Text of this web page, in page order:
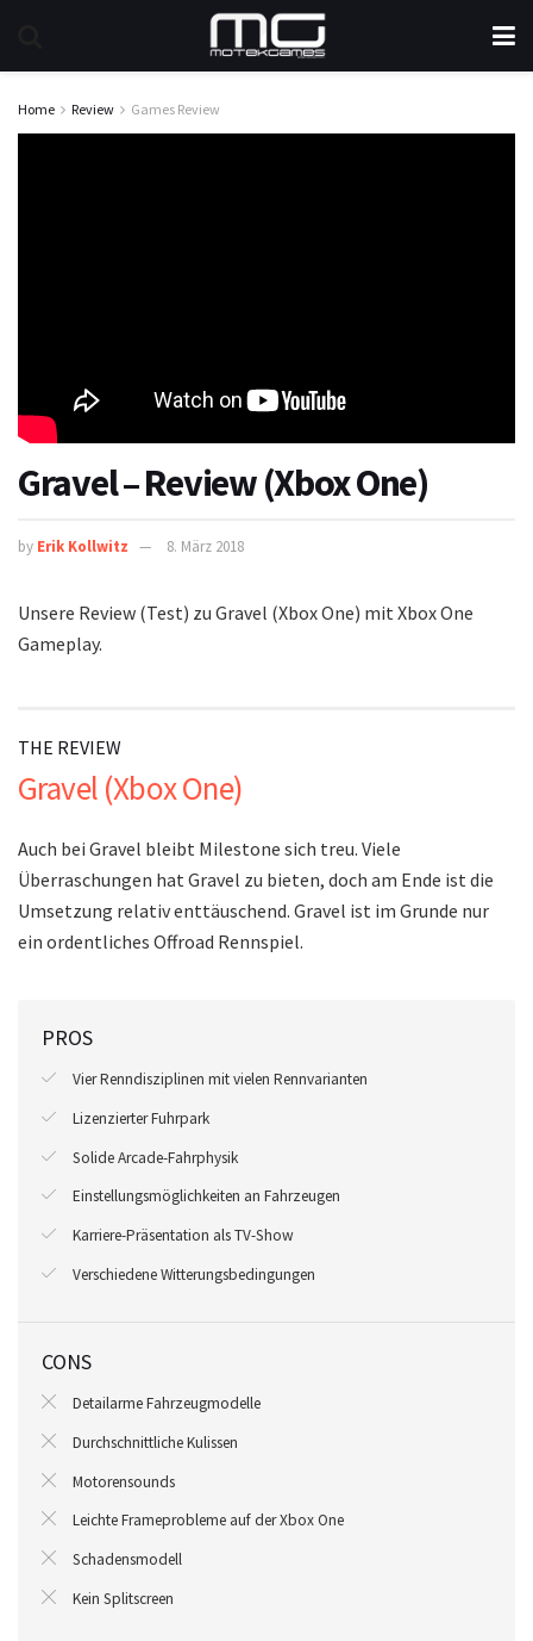
Home Review Games Review
Gravel – Review (Xbox One)
by Erik Kollwitz 8. März 2018
Unsere Review (Test) zu Gravel (Xbox One) mit Xbox One
Gameplay.
THE REVIEW
Gravel (Xbox One)
Auch bei Gravel bleibt Milestone sich treu. Viele
Überraschungen hat Gravel zu bieten, doch am Ende ist die
Umsetzung relativ enttäuschend. Gravel ist im Grunde nur
ein ordentliches Offroad Rennspiel.
PROS
Vier Renndisziplinen mit vielen Rennvarianten
Lizenzierter Fuhrpark
Solide Arcade-Fahrphysik
Einstellungsmöglichkeiten an Fahrzeugen
Karriere-Präsentation als TV-Show
Verschiedene Witterungsbedingungen
CONS
Detailarme Fahrzeugmodelle
Durchschnittliche Kulissen
Motorensounds
Leichte Frameprobleme auf der Xbox One
Schadensmodell
Kein Splitscreen